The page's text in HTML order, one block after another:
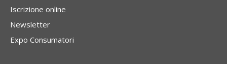
Iscrizione online
Newsletter
Expo Consumatori